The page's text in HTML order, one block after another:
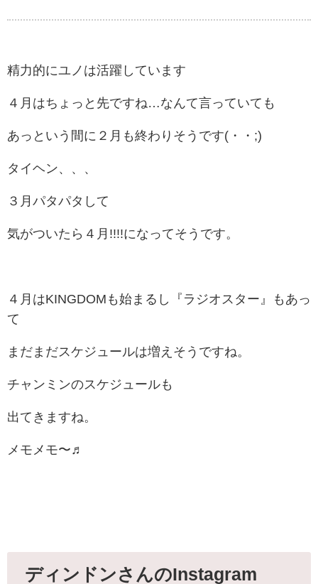
精力的にユノは活躍しています
４月はちょっと先ですね…なんて言っていても
あっという間に２月も終わりそうです(・・;)
タイヘン、、、
３月パタパタして
気がついたら４月!!!!になってそうです。
４月はKINGDOMも始まるし
『ラジオスター』もあっ
て
まだまだスケジュールは増えそうですね。
チャンミンのスケジュールも
出てきますね。
メモメモ〜♬
ディンドンさんのInstagram